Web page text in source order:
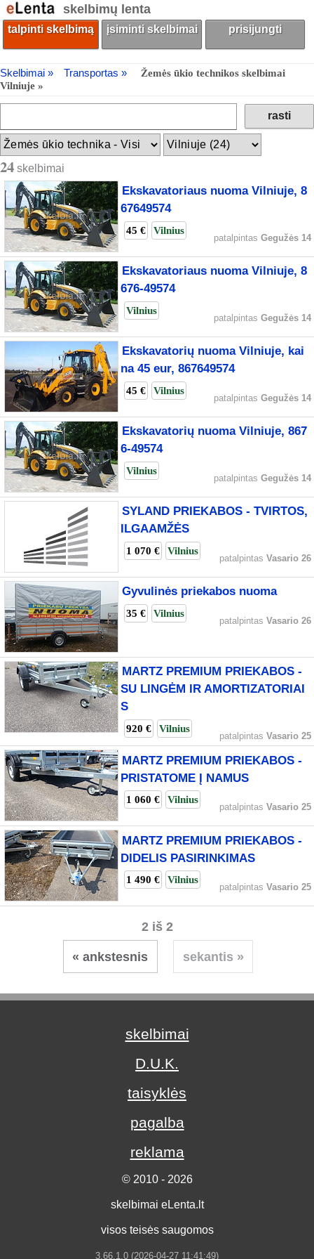
skelbimų lenta
talpinti skelbimą įsiminti skelbimai prisijungti
Skelbimai » Transportas »
Žemės ūkio technikos skelbimai
Vilniuje »
24 skelbimai
Ekskavatoriaus nuoma Vilniuje, 8
67649574
45 € Vilnius
patalpintasGegužės 14
Ekskavatoriaus nuoma Vilniuje, 8
676-49574
Vilnius
patalpintasGegužės 14
Ekskavatorių nuoma Vilniuje, kai
na 45 eur, 867649574
45 € Vilnius
patalpintasGegužės 14
Ekskavatorių nuoma Vilniuje, 867
6-49574
Vilnius
patalpintasGegužės 14
SYLAND PRIEKABOS - TVIRTOS,
ILGAAMŽĖS
1 070 € Vilnius
patalpintasVasario 26
Gyvulinės priekabos nuoma
35 € Vilnius
patalpintasVasario 26
MARTZ PREMIUM PRIEKABOS -
SU LINGĖM IR AMORTIZATORIAI
S
920 € Vilnius
patalpintasVasario 25
MARTZ PREMIUM PRIEKABOS -
PRISTATOME Į NAMUS
1 060 € Vilnius
patalpintasVasario 25
MARTZ PREMIUM PRIEKABOS -
DIDELIS PASIRINKIMAS
1 490 € Vilnius
patalpintasVasario 25
2 iš 2
« ankstesnis sekantis »
skelbimai
D.U.K.
taisyklės
pagalba
reklama
© 2010 - 2026
skelbimai eLenta.lt
visos teisės saugomos
3.66.1.0 (2026-04-27 11:41:49)